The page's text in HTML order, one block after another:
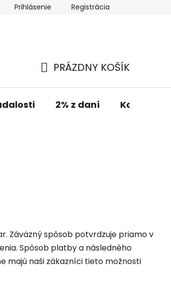
Prihlásenie Registrácia
KOŠÍK
PRÁZDNY KOŠÍK
2% z daní Kontakt
Záväzný spôsob potvrdzuje priamo v
Spôsob platby a následného
majú naši zákazníci tieto možnosti